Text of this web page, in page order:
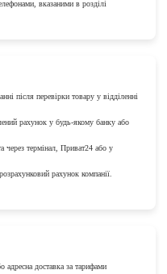
вказаними в розділі
після перевірки товару у відділенні
рахунок у будь-якому банку або
через термінал, Приват24 або у
рахунок компанії.
адресна доставка за тарифами